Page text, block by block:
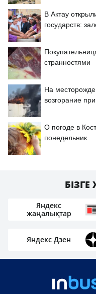
В Актау
государств:
странностями
На
возгорание
О погоде в
понедельник
Яндекс
жаңалықтар
Яндекс Дзен